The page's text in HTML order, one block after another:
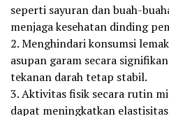
seperti sayuran dan buah-
menjaga kesehatan dinding
2. Menghindari konsumsi
asupan garam secara
tekanan darah tetap stabil.
3. Aktivitas fisik secara rutin
dapat meningkatkan